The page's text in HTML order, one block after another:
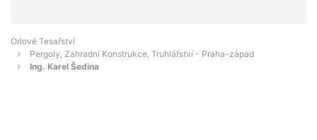
Orlové Tesařství
Pergoly, Zahradní Konstrukce, Truhlářství - Praha-západ
Ing. Karel Šedina